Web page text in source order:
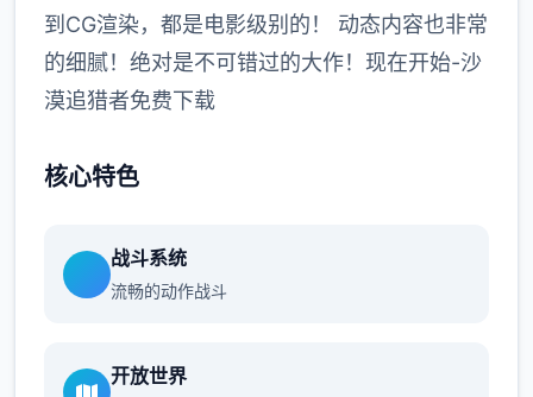
到CG渲染，都是电影级别的！ 动态内容也非常
的细腻！绝对是不可错过的大作！现在开始-沙
漠追猎者免费下载
核心特色
战斗系统
流畅的动作战斗
开放世界